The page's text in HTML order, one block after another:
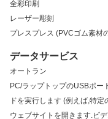
全彩印刷
レーザー彫刻
プレスプレス (PVCゴム素材
データサービス
オートラン
PC/ラップトップのUSBポー
ドを実行します (例えば,特
ウェブサイトを開きます.ビ